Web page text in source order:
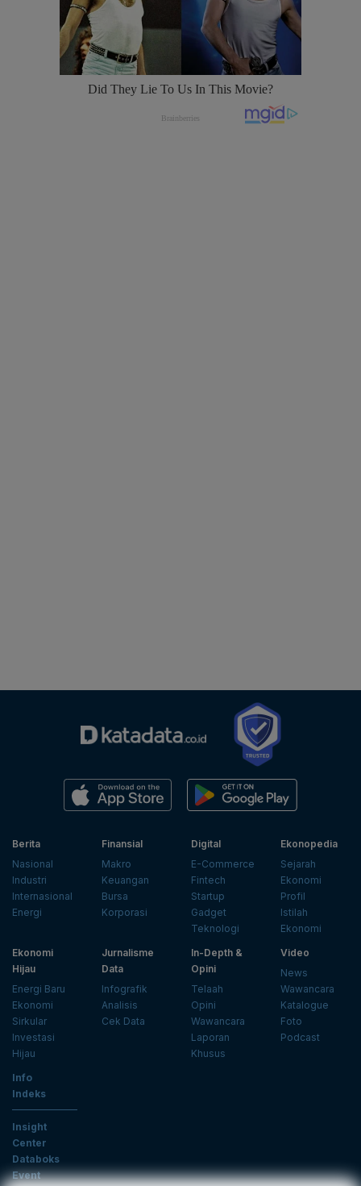
Berita
Nasional
Industri
Internasional
Energi
Finansial
Makro
Keuangan
Bursa
Korporasi
Digital
E-Commerce
Fintech
Startup
Gadget
Teknologi
Ekonopedia
Sejarah
Ekonomi
Profil
Istilah
Ekonomi
Ekonomi
Hijau
Energi Baru
Ekonomi
Sirkular
Investasi
Hijau
Jurnalisme
Data
Infografik
Analisis
Cek Data
In-Depth &
Opini
Telaah
Opini
Wawancara
Laporan
Khusus
Video
News
Wawancara
Katalogue
Foto
Podcast
Info
Indeks
Insight
Center
Databoks
Event